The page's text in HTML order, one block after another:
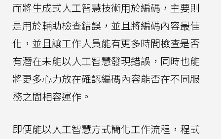
而將生成式人工智慧技術用於編碼，主要則
是用於輔助檢查錯誤，並且將編碼內容最佳
化，並且讓工作人員能有更多時間檢查是否
有潛在未能以人工智慧發現錯誤，同時也能
將更多心力放在確認編碼內容能否在不同服
務之間相容運作。
即便能以人工智慧方式簡化工作流程，程式